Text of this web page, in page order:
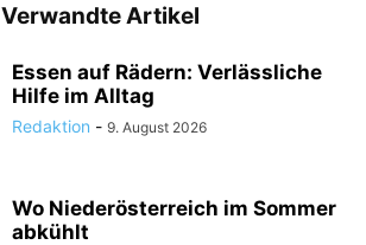
Verwandte Artikel
Essen auf Rädern: Verlässliche
Hilfe im Alltag
Redaktion - 9. August 2026
Wo Niederösterreich im Sommer
abkühlt